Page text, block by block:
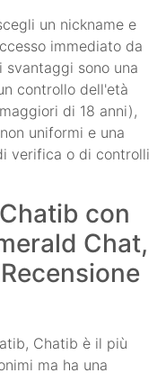
un nickname e
immediato da
sono una
controllo dell'età
di 18 anni),
uniformi e una
verifica o di controlli
con
Chat,
Chatib è il più
ma ha una